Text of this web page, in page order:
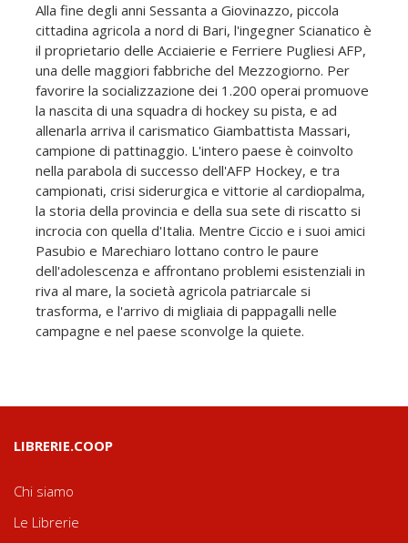
Alla fine degli anni Sessanta a Giovinazzo, piccola
cittadina agricola a nord di Bari, l'ingegner Scianatico è
il proprietario delle Acciaierie e Ferriere Pugliesi AFP,
una delle maggiori fabbriche del Mezzogiorno. Per
favorire la socializzazione dei 1.200 operai promuove
la nascita di una squadra di hockey su pista, e ad
allenarla arriva il carismatico Giambattista Massari,
campione di pattinaggio. L'intero paese è coinvolto
nella parabola di successo dell'AFP Hockey, e tra
campionati, crisi siderurgica e vittorie al cardiopalma,
la storia della provincia e della sua sete di riscatto si
incrocia con quella d'Italia. Mentre Ciccio e i suoi amici
Pasubio e Marechiaro lottano contro le paure
dell'adolescenza e affrontano problemi esistenziali in
riva al mare, la società agricola patriarcale si
trasforma, e l'arrivo di migliaia di pappagalli nelle
campagne e nel paese sconvolge la quiete.
LIBRERIE.COOP
Chi siamo
Le Librerie